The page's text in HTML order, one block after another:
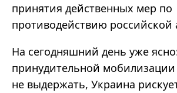
принятия действенных мер по
противодействию российской
На сегодняшний день уже
принудительной
не выдержать, Украина